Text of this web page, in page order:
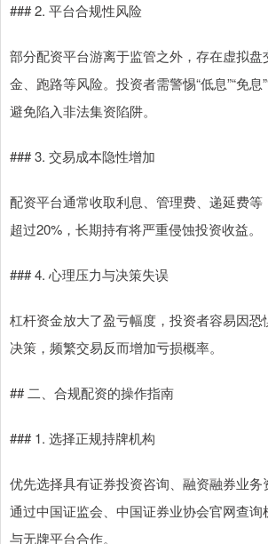
### 2. 平台合规性风险
部分配资平台游离于监管之外，存在虚拟盘
金、跑路等风险。投资者需警惕“低息”“免息
避免陷入非法集资陷阱。
### 3. 交易成本隐性增加
配资平台通常收取利息、管理费、递延费
超过20%，长期持有将严重侵蚀投资收益。
### 4. 心理压力与决策失误
杠杆资金放大了盈亏幅度，投资者容易因恐
决策，频繁交易反而增加亏损概率。
## 二、合规配资的操作指南
### 1. 选择正规持牌机构
优先选择具有证券投资咨询、融资融券业
通过中国证监会、中国证券业协会官网查
与无牌平台合作。